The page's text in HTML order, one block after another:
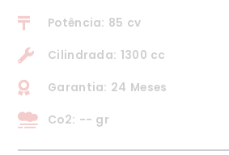
Potência: 85 cv
Cilindrada: 1300 cc
Garantia: 24 Meses
Co2: -- gr